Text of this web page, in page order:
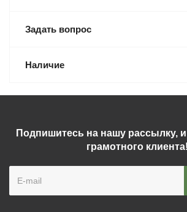
Задать вопрос
Наличие
Подпишитесь на нашу рассылку, и
грамотного клиента!